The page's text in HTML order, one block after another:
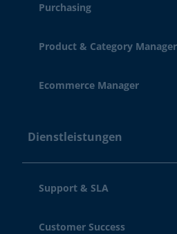
Purchasing
Product & Category Manager
Ecommerce Manager
Dienstleistungen
Support & SLA
Customer Success